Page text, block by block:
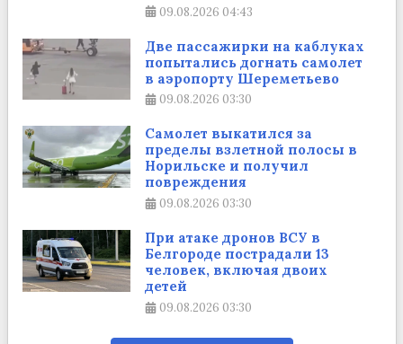
09.08.2026 04:43
Две пассажирки на каблуках
попытались догнать самолет
в аэропорту Шереметьево
09.08.2026 03:30
Самолет выкатился за
пределы взлетной полосы в
Норильске и получил
повреждения
09.08.2026 03:30
При атаке дронов ВСУ в
Белгороде пострадали 13
человек, включая двоих
детей
09.08.2026 03:30